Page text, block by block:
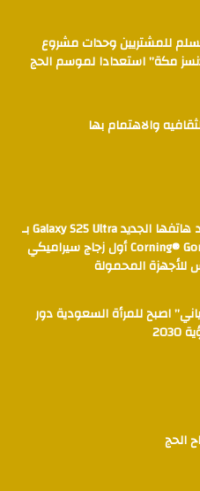
تسلم للمشتريين وحدات مشروع
مكة” استعدادا لموسم الحج
والاهتمام بها
سامسونج تزوّد هاتفها الجديد Galaxy S25 Ultra بـ
Corning® Gorilla® Armor 2 أول زجاج سيراميكي
للأجهزة المحمولة
اصبح للمرأة السعودية دور
الحج